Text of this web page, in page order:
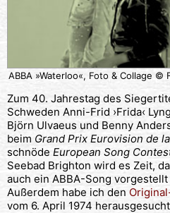
ABBA »Waterloo«, Foto & Collage ©
Zum 40. Jahrestag des
Schweden Anni-Frid ›Frida‹
Björn Ulvaeus und Benny
beim Grand Prix Eurovision de
schnöde European Song
Seebad Brighton wird es Zeit,
auch ein ABBA-Song
Außerdem habe ich den
vom 6. April 1974